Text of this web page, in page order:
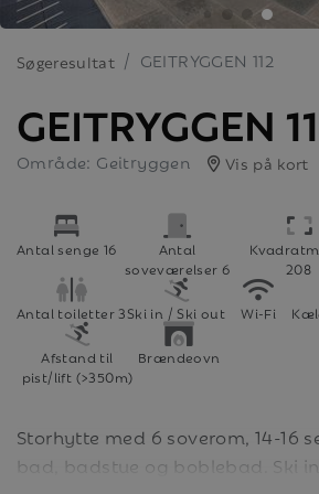
Søgeresultat GEITRYGGEN 112
GEITRYGGEN
Område: Geitryggen Vis på kort
Antal senge 16
Antal
soveværelser 6
208
Antal toiletter 3Ski in / Ski out Wi-Fi
Afstand til
pist/lift (>350m)
Brændeovn
Storhytte med 6 soverom, 14-16
bad, badstue og boblebad. Ski